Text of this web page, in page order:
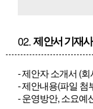
02.제안서 기재
- 제안자 소개서 (
- 제안내용(파일 첨
- 운영방안, 소요예